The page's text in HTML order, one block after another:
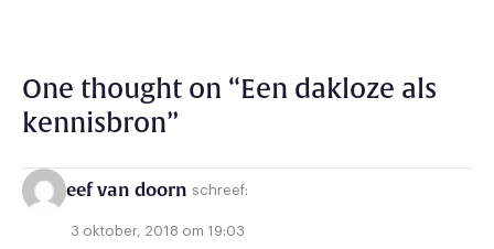
One thought on “Een dakloze als
kennisbron”
eef van doorn schreef:
3 oktober, 2018 om 19:03